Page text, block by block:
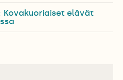
Kovakuoriaiset elävät